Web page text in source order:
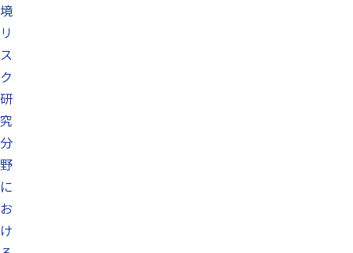
境
リ
ス
ク
研
究
分
野
に
お
け